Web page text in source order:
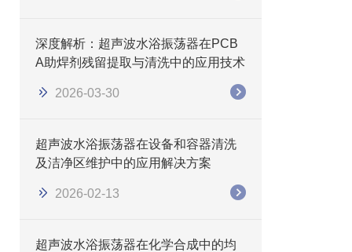
深度解析：超声波水浴振荡器在PCB
A助焊剂残留提取与清洗中的应用技术
2026-03-30
​​超声波水浴振荡器在设备和容器清洗
及洁净区维护中的应用解决方案
2026-02-13
超声波水浴振荡器在化学合成中的均